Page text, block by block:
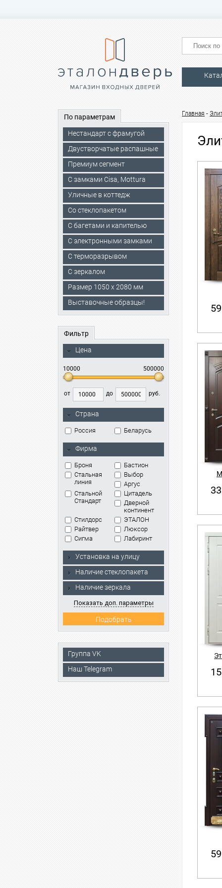
По параметрам
Нестандарт с фрамугой
Двустворчатые распашные
Премиум сегмент
C замками Cisa, Mottura
Уличные в коттедж
Со стеклопакетом
С багетами и капителью
C электронными замками
С терморазрывом
С зеркалом
Размер 1050 х 2080 мм
Выставочные образцы!
Фильтр
Цена
10000 500000
от до руб.
Страна
Россия Беларусь
Фирма
Броня
Бастион
Стальная
линия
Выбор
Аргус
Стальной
Стандарт
Цитадель
Дверной
континент
Стилдорс
ЭТАЛОН
Райтвер
Люксор
Сигма
Лабиринт
Установка на улицу
Наличие стеклопакета
Наличие зеркала
Показать доп. параметры
Группа VK
Наш Telegram
Главная -